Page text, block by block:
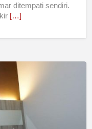
ditempati sendiri.
[…]